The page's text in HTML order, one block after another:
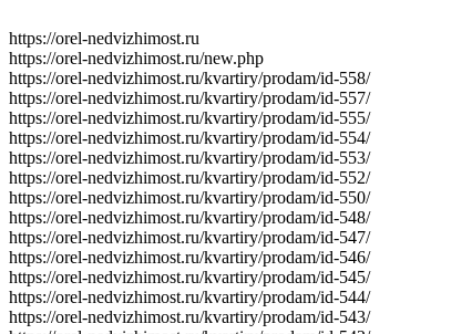
https://orel-nedvizhimost.ru
https://orel-nedvizhimost.ru/new.php
https://orel-nedvizhimost.ru/kvartiry/prodam/id-558/
https://orel-nedvizhimost.ru/kvartiry/prodam/id-557/
https://orel-nedvizhimost.ru/kvartiry/prodam/id-555/
https://orel-nedvizhimost.ru/kvartiry/prodam/id-554/
https://orel-nedvizhimost.ru/kvartiry/prodam/id-553/
https://orel-nedvizhimost.ru/kvartiry/prodam/id-552/
https://orel-nedvizhimost.ru/kvartiry/prodam/id-550/
https://orel-nedvizhimost.ru/kvartiry/prodam/id-548/
https://orel-nedvizhimost.ru/kvartiry/prodam/id-547/
https://orel-nedvizhimost.ru/kvartiry/prodam/id-546/
https://orel-nedvizhimost.ru/kvartiry/prodam/id-545/
https://orel-nedvizhimost.ru/kvartiry/prodam/id-544/
https://orel-nedvizhimost.ru/kvartiry/prodam/id-543/